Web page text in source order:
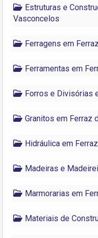
Estruturas e
Vasconcelos
Ferragens em
Ferramentas em
Forros e Divisórias
Granitos em Ferraz
Hidráulica em
Madeiras e
Marmorarias em
Materiais de